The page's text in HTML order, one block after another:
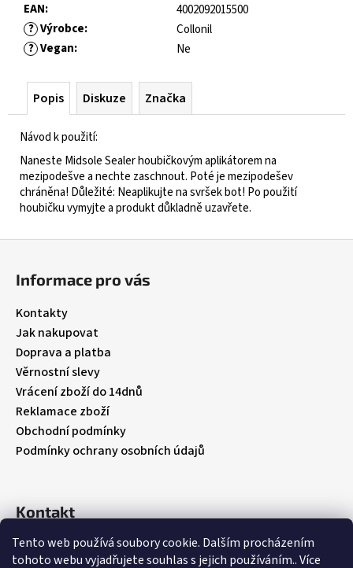
Tento web používá soubory cookie. Dalším procházením
tohoto webu vyjadřujete souhlas s jejich používáním.. Více
EAN:
4002092015500
? Výrobce:
Collonil
? Vegan: Ne
Popis Diskuze Značka
Návod k použití:
Naneste Midsole Sealer houbičkovým aplikátorem na
mezipodešve a nechte zaschnout. Poté je mezipodešev
chráněna! Důležité: Neaplikujte na svršek bot! Po použití
houbičku vymyjte a produkt důkladně uzavřete.
HORIZON
JUNIOR
BAREFOOT
ROYAL
BLUE
547
Kč
Původně:
821
Kč
Informace pro vás
Kontakty
Jak nakupovat
Doprava a platba
Věrnostní slevy
Vrácení zboží do 14dnů
Reklamace zboží
Obchodní podmínky
Podmínky ochrany osobních údajů
Kontakt
info@ babybebare.cz